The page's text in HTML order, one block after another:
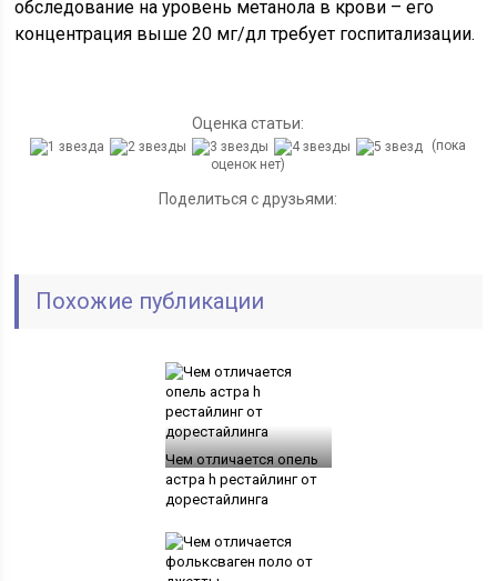
обследование на уровень метанола в крови – его
концентрация выше 20 мг/дл требует госпитализации.
Оценка статьи:
(пока
оценок нет)
Поделиться с друзьями:
Похожие публикации
Чем отличается опель
астра h рестайлинг от
дорестайлинга